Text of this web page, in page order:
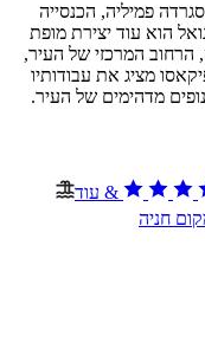
פמיליה, הכנסייה
הוא עוד יצירת מופת
הרחוב המרכזי של העיר,
מציג את עבודותיו
מדהימים של העיר.
& עוד
חניה